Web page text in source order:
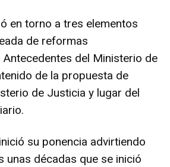
en torno a tres elementos
de reformas
Antecedentes del Ministerio de
de la propuesta de
de Justicia y lugar del
su ponencia advirtiendo
unas décadas que se inició